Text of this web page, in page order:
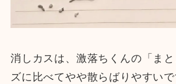
消しカスは、激落ちくんの「ま
ズに比べてやや散らばりやすい